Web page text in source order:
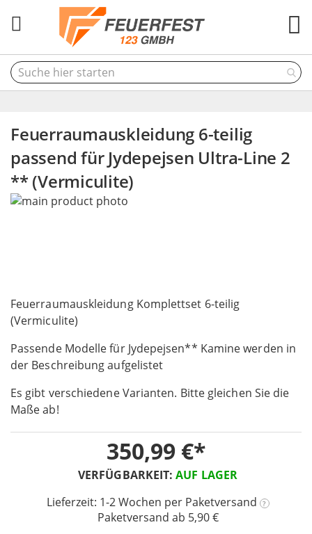
Feuerraumauskleidung 6-teilig
passend für Jydepejsen Ultra-Line 2
** (Vermiculite)
Feuerraumauskleidung Komplettset 6-teilig
(Vermiculite)
Passende Modelle für Jydepejsen** Kamine werden in
der Beschreibung aufgelistet
Es gibt verschiedene Varianten. Bitte gleichen Sie die
Maße ab!
VERFÜGBARKEIT:AUF LAGER
Lieferzeit: 1-2 Wochen per Paketversand ?
Paketversand ab 5,90 €
350,99 €
Skip
gallery
to
the
of
the
gallery